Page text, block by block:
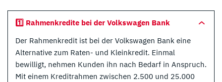
1️⃣ Rahmenkredite bei der Volkswagen Bank
Der Rahmenkredit ist bei der Volkswagen Bank eine
Alternative zum Raten- und Kleinkredit. Einmal
bewilligt, nehmen Kunden ihn nach Bedarf in Anspruch.
Mit einem Kreditrahmen zwischen 2.500 und 25.000